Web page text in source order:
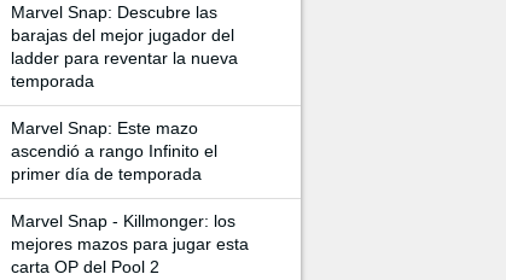
Marvel Snap: Descubre las
barajas del mejor jugador del
ladder para reventar la nueva
temporada
Marvel Snap: Este mazo
ascendió a rango Infinito el
primer día de temporada
Marvel Snap - Killmonger: los
mejores mazos para jugar esta
carta OP del Pool 2